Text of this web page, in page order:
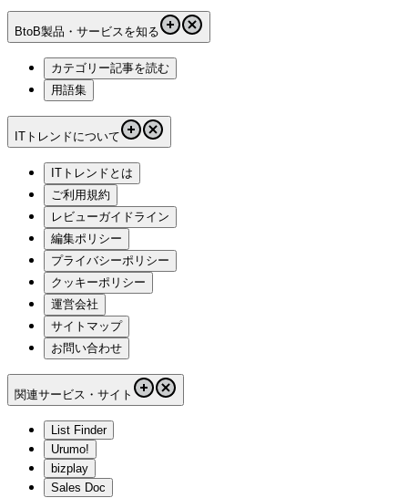
BtoB製品・サービスを知る
カテゴリー記事を読む
用語集
ITトレンドについて
ITトレンドとは
ご利用規約
レビューガイドライン
編集ポリシー
プライバシーポリシー
クッキーポリシー
運営会社
サイトマップ
お問い合わせ
関連サービス・サイト
List Finder
Urumo!
bizplay
Sales Doc